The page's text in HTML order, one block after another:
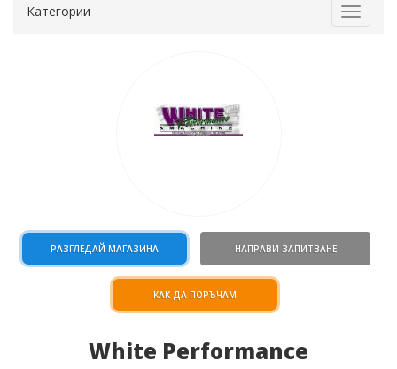
Toggle
Категории
РАЗГЛЕДАЙ МАГАЗИНА НАПРАВИ ЗАПИТВАНЕ
КАК ДА ПОРЪЧАМ
White Performance